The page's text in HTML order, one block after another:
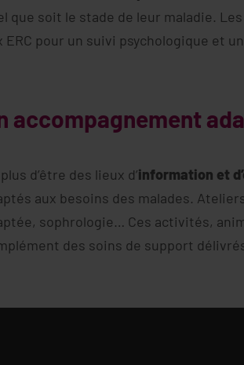
que soit le stade de leur maladie. Les
ERC pour un suivi psychologique et
accompagnement
d’être des lieux d’information et
aux besoins des malades.
sophrologie… Ces activités,
des soins de support